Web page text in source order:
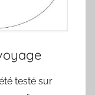
testé sur